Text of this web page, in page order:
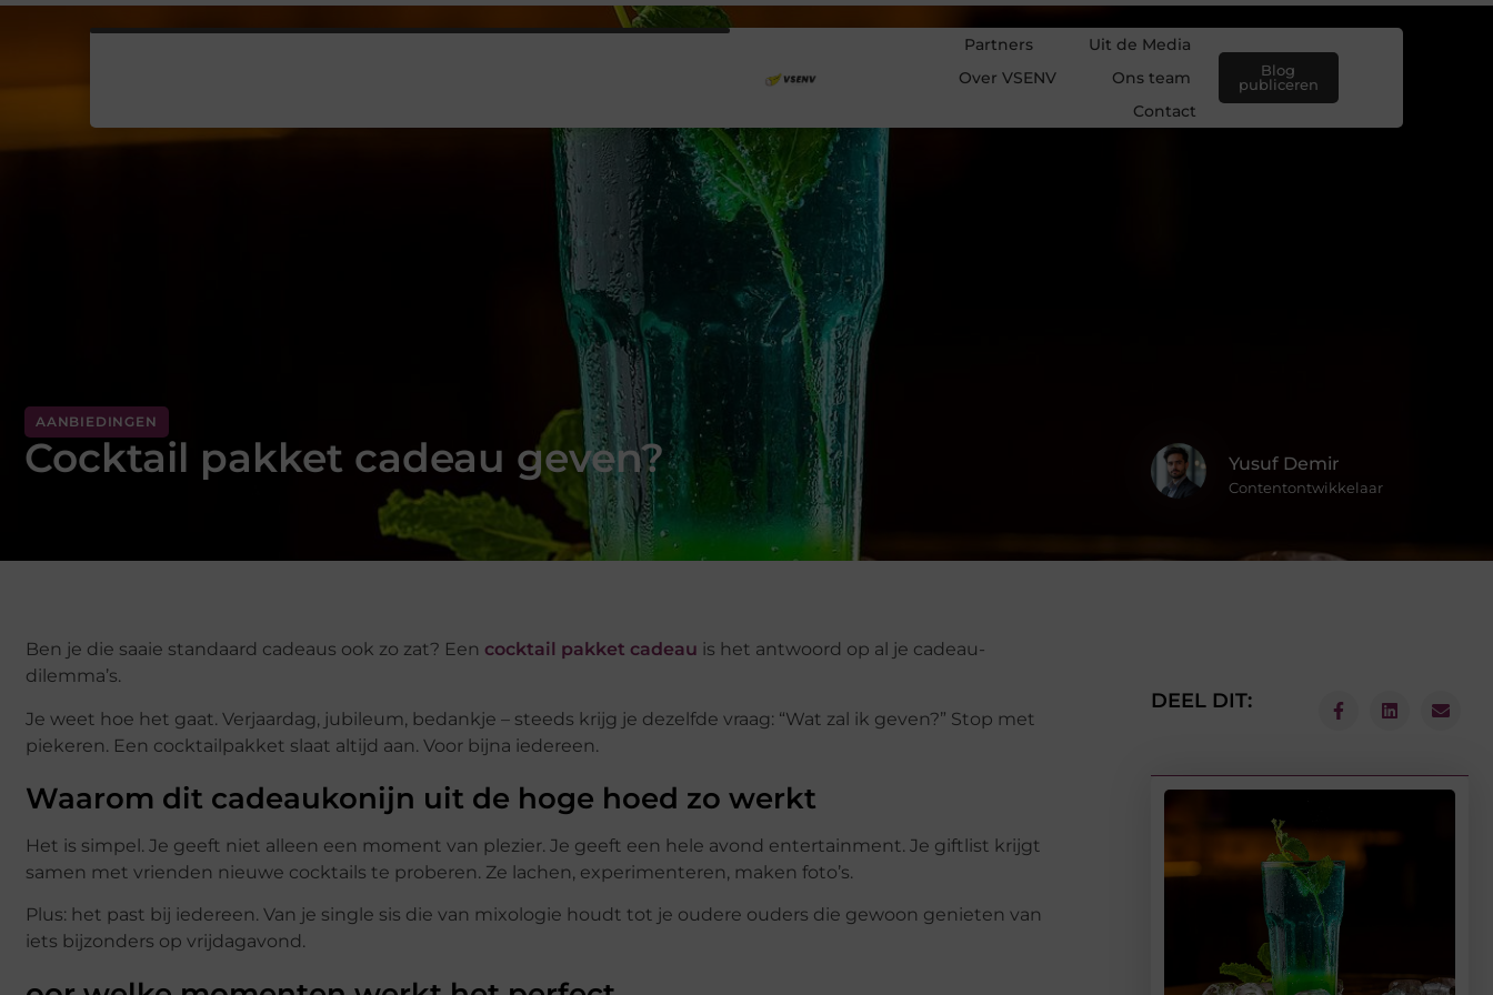
Partners
Uit de Media
Over VSENV
Ons team
Contact
Blog
publiceren
AANBIEDINGEN
Cocktail pakket cadeau geven? Yusuf Demir
Contentontwikkelaar
Ben je die saaie standaard cadeaus ook zo zat? Een cocktail pakket cadeau is het antwoord op al je cadeau-
dilemma’s.
Je weet hoe het gaat. Verjaardag, jubileum, bedankje – steeds krijg je dezelfde vraag: “Wat zal ik geven?” Stop met
piekeren. Een cocktailpakket slaat altijd aan. Voor bijna iedereen.
Waarom dit cadeaukonijn uit de hoge hoed zo werkt
Het is simpel. Je geeft niet alleen een moment van plezier. Je geeft een hele avond entertainment. Je giftlist krijgt
samen met vrienden nieuwe cocktails te proberen. Ze lachen, experimenteren, maken foto’s.
Plus: het past bij iedereen. Van je single sis die van mixologie houdt tot je oudere ouders die gewoon genieten van
iets bijzonders op vrijdagavond.
DEEL DIT: